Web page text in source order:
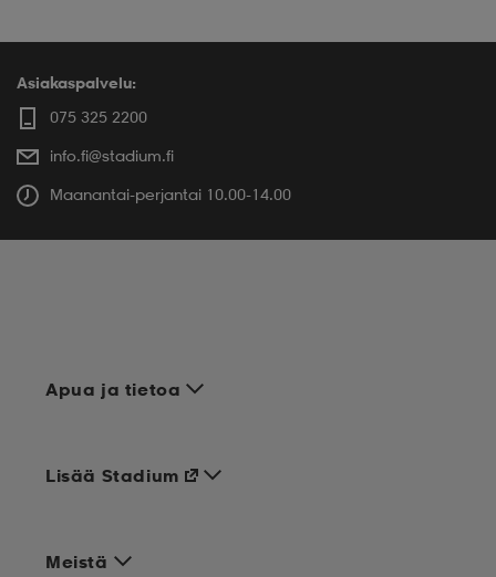
Asiakaspalvelu:
075 325 2200
info.fi@stadium.fi
Maanantai-perjantai 10.00-14.00
Apua ja tietoa
Meistä
Lisää Stadium